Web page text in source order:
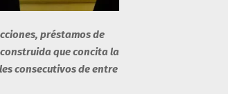
préstamos de
que concita la
consecutivos de entre